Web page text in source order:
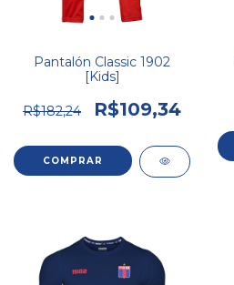
Pantalón Classic 1902
[Kids]
R$182,24 R$109,34
COMPRAR